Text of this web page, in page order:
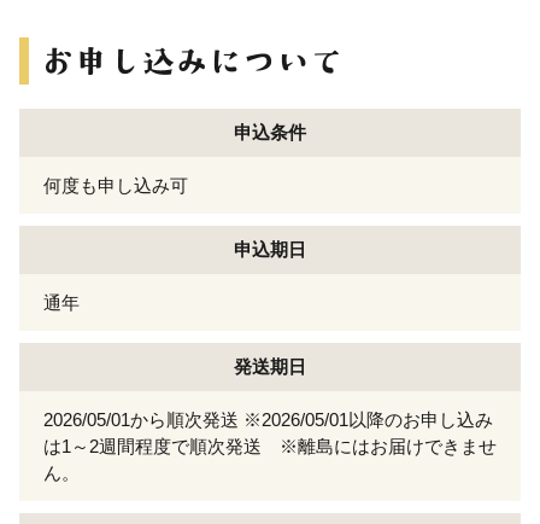
申込条件
何度も申し込み可
申込期日
通年
発送期日
2026/05/01から順次発送 ※2026/05/01以降のお申し込み
は1～2週間程度で順次発送 ※離島にはお届けできませ
ん。